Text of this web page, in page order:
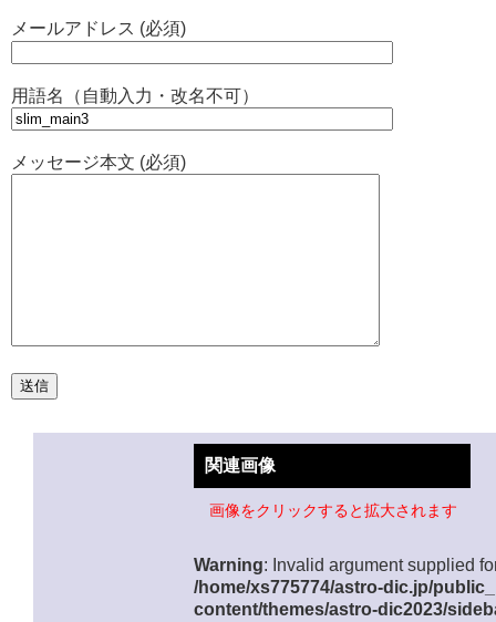
メールアドレス (必須)
用語名（自動入力・改名不可）
メッセージ本文 (必須)
関連画像
画像をクリックすると拡大されます
Warning: Invalid argument supplied
/home/xs775774/astro-dic.jp/
content/themes/astro-dic2023/